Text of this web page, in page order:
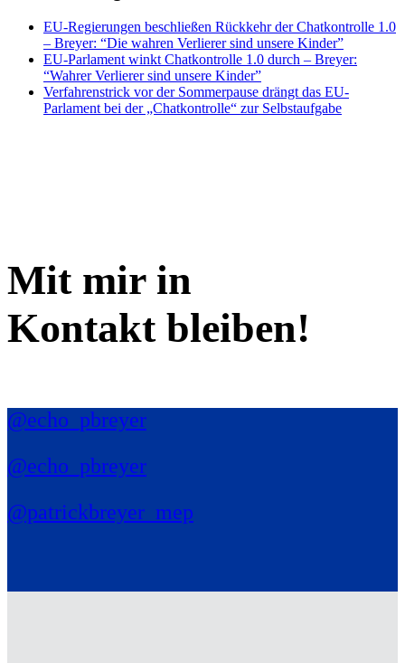
EU-Regierungen beschließen Rückkehr der Chatkontrolle 1.0
– Breyer: “Die wahren Verlierer sind unsere Kinder”
EU-Parlament winkt Chatkontrolle 1.0 durch – Breyer:
“Wahrer Verlierer sind unsere Kinder”
Verfahrenstrick vor der Sommerpause drängt das EU-
Parlament bei der „Chatkontrolle“ zur Selbstaufgabe
Mit mir in
Kontakt bleiben!
@echo_pbreyer
@echo_pbreyer
@patrickbreyer_mep